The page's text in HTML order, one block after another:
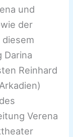
und
der
diesem
Reinhard
Verena